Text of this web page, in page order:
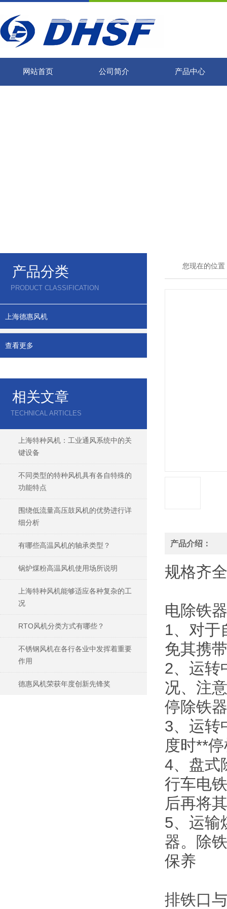
网站首页 公司简介 产品中心
产品分类
PRODUCT CLASSIFICATION
上海德惠风机
查看更多
相关文章
TECHNICAL ARTICLES
上海特种风机：工业通风系统中的关
键设备
不同类型的特种风机具有各自特殊的
功能特点
围绕低流量高压鼓风机的优势进行详
细分析
有哪些高温风机的轴承类型？
锅炉煤粉高温风机使用场所说明
上海特种风机能够适应各种复杂的工
况
RTO风机分类方式有哪些？
不锈钢风机在各行各业中发挥着重要
作用
德惠风机荣获年度创新先锋奖
您现在的位置
产品介绍：
规格齐全
电除铁
1、对于
免其携
2、运转
况、注
停除铁
3、运转
度时**
4、盘式
行车电
后再将
5、运输
器。除
保养
排铁口